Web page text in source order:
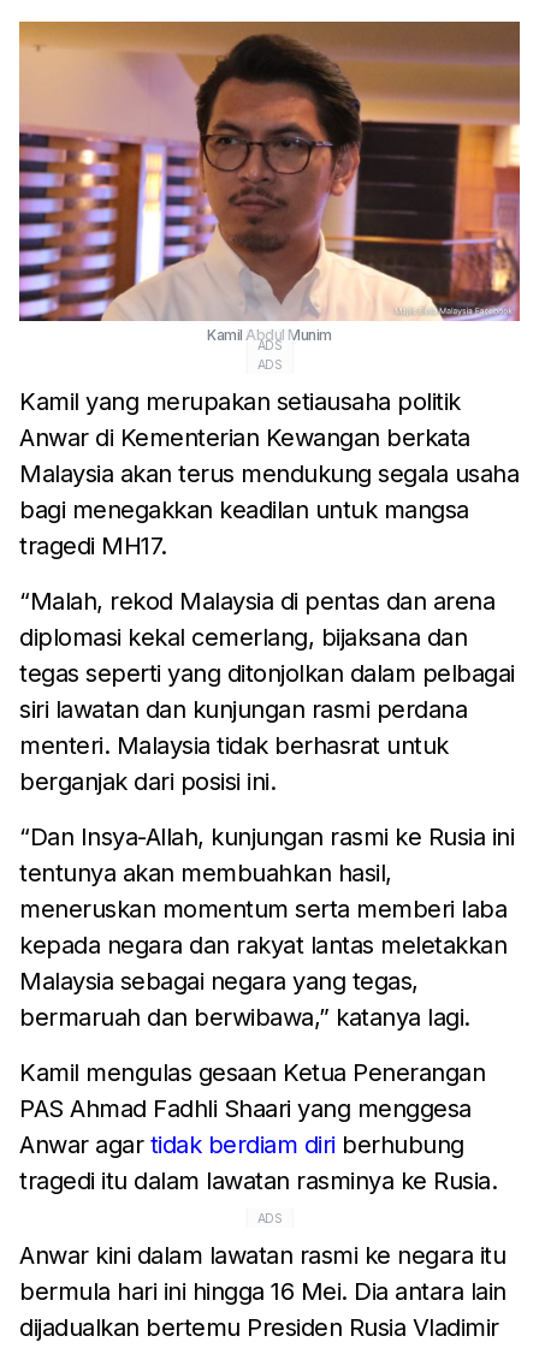
Kamil Abdul Munim
ADS
ADS
Kamil yang merupakan setiausaha politik
Anwar di Kementerian Kewangan berkata
Malaysia akan terus mendukung segala usaha
bagi menegakkan keadilan untuk mangsa
tragedi MH17.
“Malah, rekod Malaysia di pentas dan arena
diplomasi kekal cemerlang, bijaksana dan
tegas seperti yang ditonjolkan dalam pelbagai
siri lawatan dan kunjungan rasmi perdana
menteri. Malaysia tidak berhasrat untuk
berganjak dari posisi ini.
“Dan Insya-Allah, kunjungan rasmi ke Rusia ini
tentunya akan membuahkan hasil,
meneruskan momentum serta memberi laba
kepada negara dan rakyat lantas meletakkan
Malaysia sebagai negara yang tegas,
bermaruah dan berwibawa,” katanya lagi.
Kamil mengulas gesaan Ketua Penerangan
PAS Ahmad Fadhli Shaari yang menggesa
Anwar agar tidak berdiam diri berhubung
tragedi itu dalam lawatan rasminya ke Rusia.
ADS
Anwar kini dalam lawatan rasmi ke negara itu
bermula hari ini hingga 16 Mei. Dia antara lain
dijadualkan bertemu Presiden Rusia Vladimir